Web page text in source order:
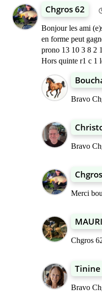
Chgros 62
Bonjour les ami
en forme peut
prono 13 10 3 8 2
Hors quinte r1 c 1
Bravo
Bravo
Merci
Chgros
Tinine
Bravo